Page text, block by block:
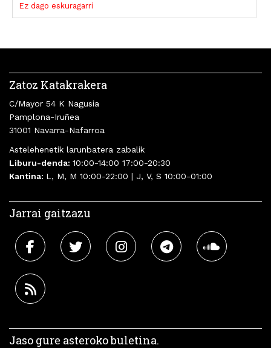
Ez dago eskuragarri
Zatoz Katakrakera
C/Mayor 54 K Nagusia
Pamplona-Iruñea
31001 Navarra-Nafarroa
Astelehenetik larunbatera zabalik
Liburu-denda: 10:00-14:00 17:00-20:30
Kantina: L, M, M 10:00-22:00 | J, V, S 10:00-01:00
Jarrai gaitzazu
Jaso gure asteroko buletina.